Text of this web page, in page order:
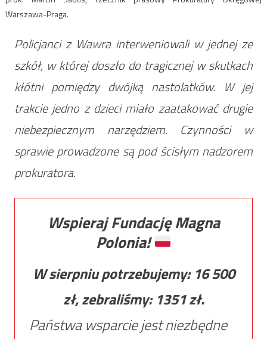
Warszawa-Praga.
Policjanci z Wawra interweniowali w jednej ze
szkół, w której doszło do tragicznej w skutkach
kłótni pomiędzy dwójką nastolatków. W jej
trakcie jedno z dzieci miało zaatakować drugie
niebezpiecznym narzędziem. Czynności w
sprawie prowadzone są pod ścisłym nadzorem
prokuratora.
Wspieraj Fundację Magna
Polonia!
W sierpniu potrzebujemy: 16 500
zł, zebraliśmy: 1351zł.
Państwa wsparcie jest niezbędne